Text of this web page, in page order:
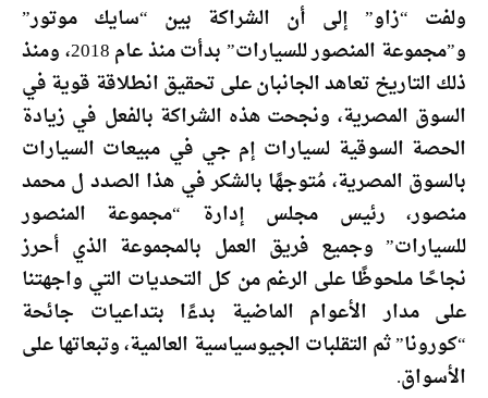
ولفت “زاو” إلى أن الشراكة بين “سايك موتور”
و”مجموعة المنصور للسيارات” بدأت منذ عام 2018، ومنذ
ذلك التاريخ تعاهد الجانبان على تحقيق انطلاقة قوية في
السوق المصرية، ونجحت هذه الشراكة بالفعل في زيادة
الحصة السوقية لسيارات إم جي في مبيعات السيارات
بالسوق المصرية، مُتوجهًا بالشكر في هذا الصدد ل محمد
منصور، رئيس مجلس إدارة “مجموعة المنصور
للسيارات” وجميع فريق العمل بالمجموعة الذي أحرز
نجاحًا ملحوظًا على الرغم من كل التحديات التي واجهتنا
على مدار الأعوام الماضية بدءًا بتداعيات جائحة
“كورونا” ثم التقلبات الجيوسياسية العالمية، وتبعاتها على
الأسواق.